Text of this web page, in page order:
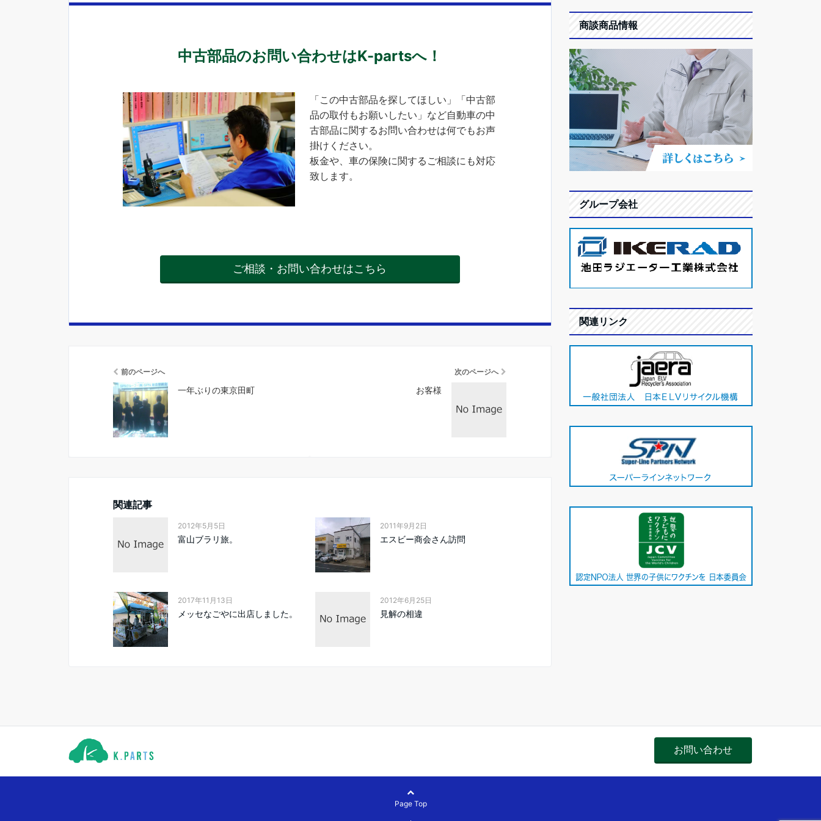
中古部品のお問い合わせはK-partsへ！
「この中古部品を探してほしい」「中古部
品の取付もお願いしたい」など自動車の中
古部品に関するお問い合わせは何でもお声
掛けください。
板金や、車の保険に関するご相談にも対応
致します。
ご相談・お問い合わせはこちら
前のページへ
一年ぶりの東京田町
次のページへ
お客様
関連記事
2012年5月5日
富山ブラリ旅。
2011年9月2日
エスビー商会さん訪問
2017年11月13日
メッセなごやに出店しました。
2012年6月25日
見解の相違
商談商品情報
グループ会社
関連リンク
お問い合わせ
Page Top